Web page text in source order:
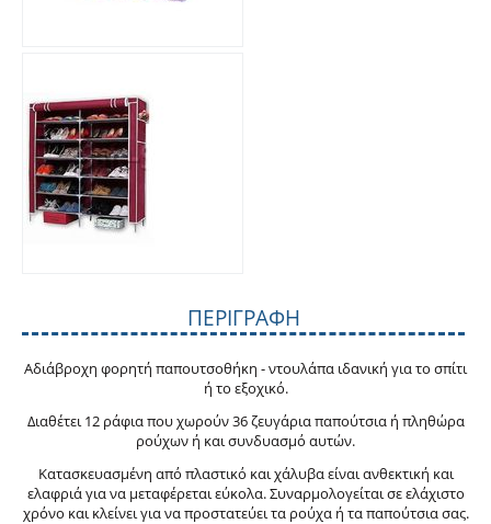
ΠΕΡΙΓΡΑΦΉ
Αδιάβροχη φορητή παπουτσοθήκη - ντουλάπα ιδανική για το σπίτι
ή το εξοχικό.
Διαθέτει 12 ράφια που χωρούν 36 ζευγάρια παπούτσια ή πληθώρα
ρούχων ή και συνδυασμό αυτών.
Κατασκευασμένη από πλαστικό και χάλυβα είναι ανθεκτική και
ελαφριά για να μεταφέρεται εύκολα. Συναρμολογείται σε ελάχιστο
χρόνο και κλείνει για να προστατεύει τα ρούχα ή τα παπούτσια σας.